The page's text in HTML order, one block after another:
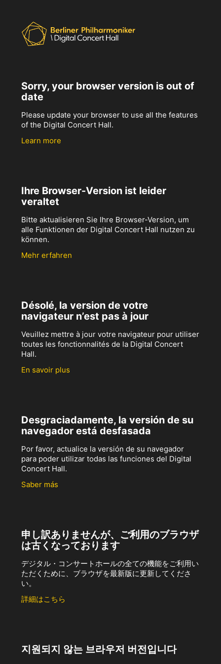
Sorry, your browser version is out of
date
Please update your browser to use all the features
of the Digital Concert Hall.
Learn more
Ihre Browser-Version ist leider
veraltet
Bitte aktualisieren Sie Ihre Browser-Version, um
alle Funktionen der Digital Concert Hall nutzen zu
können.
Mehr erfahren
Désolé, la version de votre
navigateur n’est pas à jour
Veuillez mettre à jour votre navigateur pour utiliser
toutes les fonctionnalités de la Digital Concert
Hall.
En savoir plus
Desgraciadamente, la versión de su
navegador está desfasada
Por favor, actualice la versión de su navegador
para poder utilizar todas las funciones del Digital
Concert Hall.
Saber más
申し訳ありませんが、ご利用のブラウザ
は古くなっております
デジタル・コンサートホールの全ての機能をご利用い
ただくために、ブラウザを最新版に更新してくださ
い。
詳細はこちら
지원되지 않는 브라우저 버전입니다